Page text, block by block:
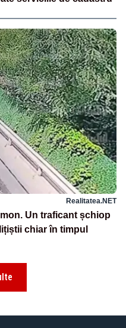
Realitatea.NET
Un traficant șchiop
chiar în timpul